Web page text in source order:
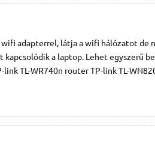
adapterrel, látja a wifi hálózatot de
a laptop. Lehet egyszerű
TL-WR740n router TP-link TL-